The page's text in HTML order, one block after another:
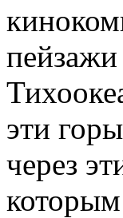
эти
через